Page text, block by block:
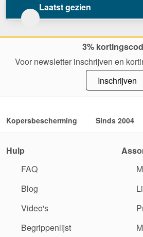
Laatst gezien
3%
Voor newsletter inschrijven en
Inschrijven
Kopersbescherming Sinds 2004
Hulp
FAQ
Blog
Video's
Begrippenlijst